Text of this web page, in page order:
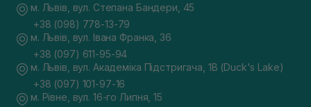
м. Львів, вул. Степана Бандери, 45
+38 (098) 778-13-79
м. Львів, вул. Івана Франка, 36
+38 (097) 611-95-94
м. Львів, вул. Академіка Підстригача, 1В (Duck's Lake)
+38 (097) 101-97-16
м. Рівне, вул. 16-го Липня, 15